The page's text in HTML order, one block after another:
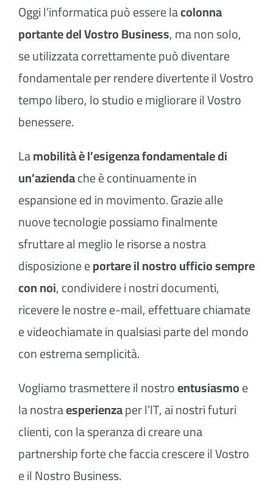
Oggi l’informatica può essere lacolonna
portante del Vostro Business, ma non solo,
se utilizzata correttamente può diventare
fondamentale per rendere divertente il Vostro
tempo libero, lo studio e migliorare il Vostro
benessere.
Lamobilità è l’esigenza fondamentale di
un’aziendache è continuamente in
espansione ed in movimento. Grazie alle
nuove tecnologie possiamo finalmente
sfruttare al meglio le risorse a nostra
disposizione eportare il nostro ufficio sempre
con noi, condividere i nostri documenti,
ricevere le nostre e-mail, effettuare chiamate
e videochiamate in qualsiasi parte del mondo
con estrema semplicità.
Vogliamo trasmettere il nostroentusiasmoe
la nostraesperienzaper l’IT, ai nostri futuri
clienti, con la speranza di creare una
partnership forte che faccia crescere il Vostro
e il Nostro Business.